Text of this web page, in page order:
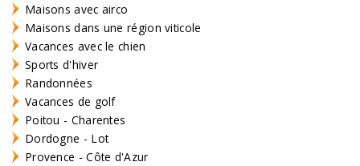
Maisons avec airco
Maisons dans une région viticole
Vacances avec le chien
Sports d'hiver
Randonnées
Vacances de golf
Poitou - Charentes
Dordogne - Lot
Provence - Côte d'Azur